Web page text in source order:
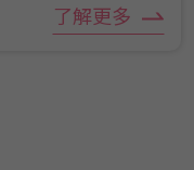
了解更多